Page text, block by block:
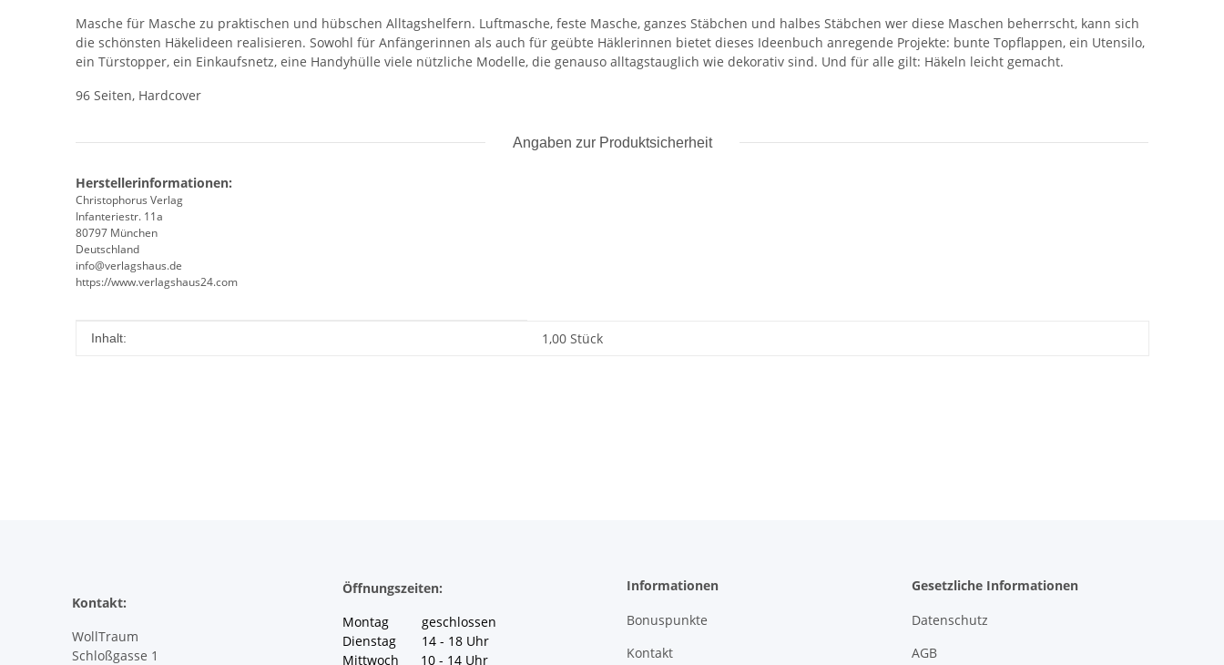
Masche für Masche zu praktischen und hübschen Alltagshelfern. Luftmasche, feste Masche, ganzes Stäbchen und halbes Stäbchen wer diese Maschen beherrscht, kann sich
die schönsten Häkelideen realisieren. Sowohl für Anfängerinnen als auch für geübte Häklerinnen bietet dieses Ideenbuch anregende Projekte: bunte Topflappen, ein Utensilo,
ein Türstopper, ein Einkaufsnetz, eine Handyhülle viele nützliche Modelle, die genauso alltagstauglich wie dekorativ sind. Und für alle gilt: Häkeln leicht gemacht.
96 Seiten, Hardcover
Angaben zur Produktsicherheit
Herstellerinformationen:
Christophorus Verlag
Infanteriestr. 11a
80797 München
Deutschland
info@verlagshaus.de
https://www.verlagshaus24.com
Produkteigenschaft
Wert
Inhalt: 1,00 Stück
Kontakt:
WollTraum
Schloßgasse 1
Öffnungszeiten:
Montag geschlossen
Dienstag 14 - 18 Uhr
Mittwoch 10 - 14 Uhr
Informationen
Bonuspunkte
Kontakt
Gesetzliche Informationen
Datenschutz
AGB